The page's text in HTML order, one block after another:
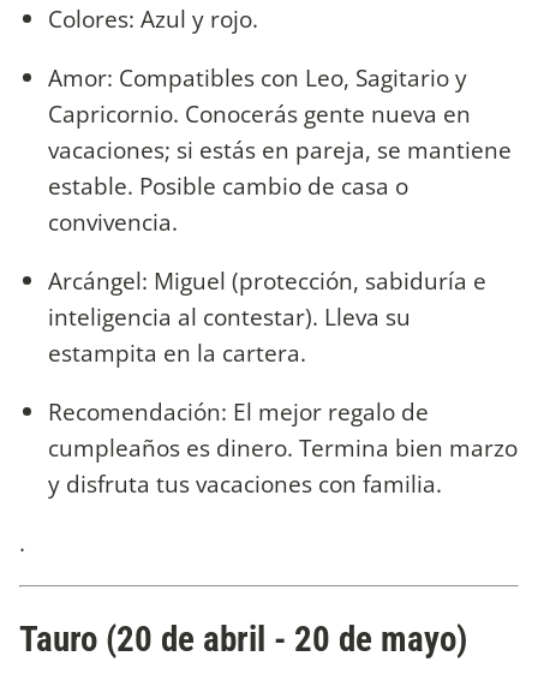
Colores: Azul y rojo.
Amor: Compatibles con Leo, Sagitario y
Capricornio. Conocerás gente nueva en
vacaciones; si estás en pareja, se mantiene
estable. Posible cambio de casa o
convivencia.
Arcángel: Miguel (protección, sabiduría e
inteligencia al contestar). Lleva su
estampita en la cartera.
Recomendación: El mejor regalo de
cumpleaños es dinero. Termina bien marzo
y disfruta tus vacaciones con familia.
.
Tauro (20 de abril - 20 de mayo)